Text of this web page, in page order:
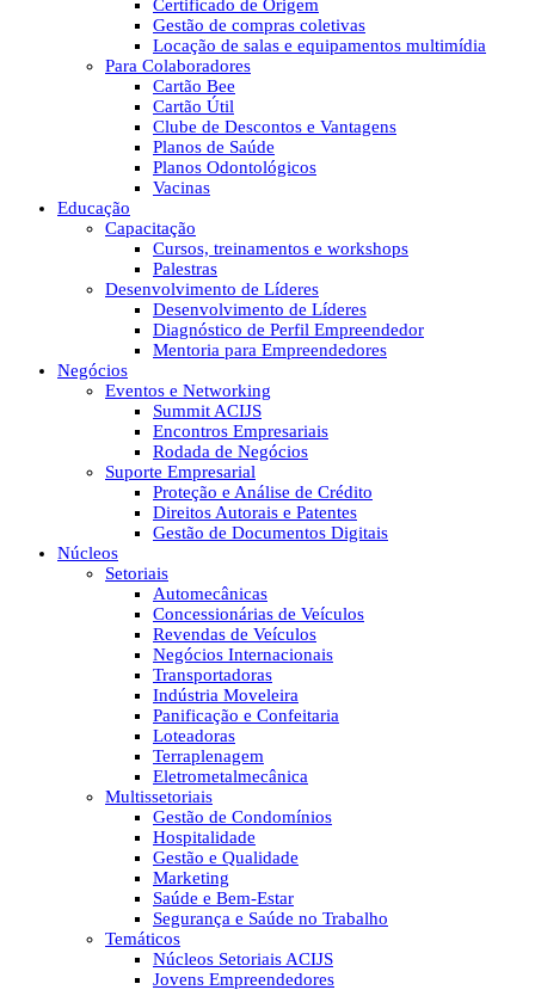
Certificado de Origem
Gestão de compras coletivas
Locação de salas e equipamentos multimídia
Para Colaboradores
Cartão Bee
Cartão Útil
Clube de Descontos e Vantagens
Planos de Saúde
Planos Odontológicos
Vacinas
Educação
Capacitação
Cursos, treinamentos e workshops
Palestras
Desenvolvimento de Líderes
Desenvolvimento de Líderes
Diagnóstico de Perfil Empreendedor
Mentoria para Empreendedores
Negócios
Eventos e Networking
Summit ACIJS
Encontros Empresariais
Rodada de Negócios
Suporte Empresarial
Proteção e Análise de Crédito
Direitos Autorais e Patentes
Gestão de Documentos Digitais
Núcleos
Setoriais
Automecânicas
Concessionárias de Veículos
Revendas de Veículos
Negócios Internacionais
Transportadoras
Indústria Moveleira
Panificação e Confeitaria
Loteadoras
Terraplenagem
Eletrometalmecânica
Multissetoriais
Gestão de Condomínios
Hospitalidade
Gestão e Qualidade
Marketing
Saúde e Bem-Estar
Segurança e Saúde no Trabalho
Temáticos
Núcleos Setoriais ACIJS
Jovens Empreendedores